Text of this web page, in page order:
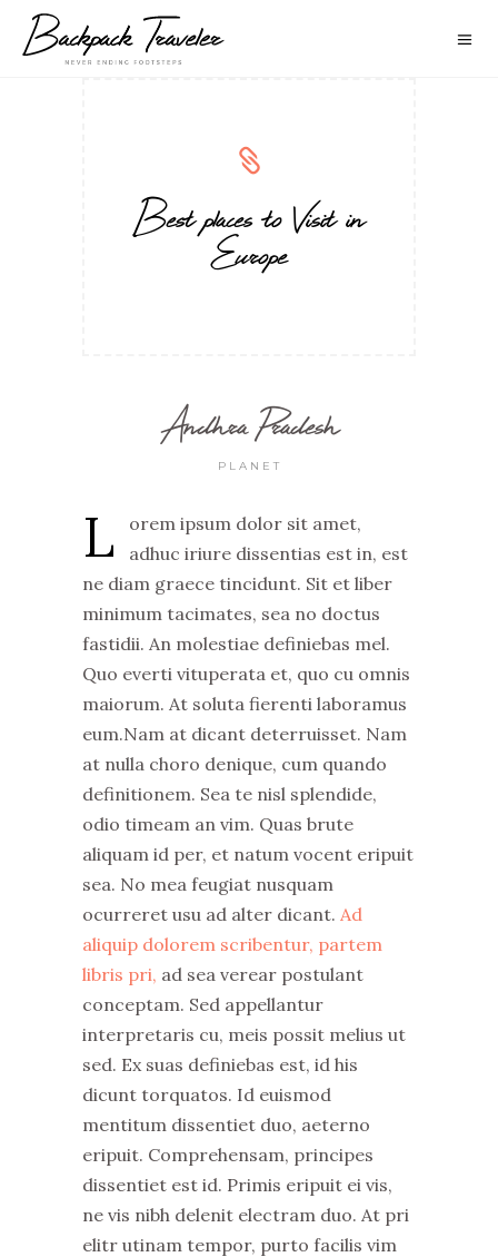
Best places to Visit in
Europe
Andhra Pradesh
PLANET
L
orem ipsum dolor sit amet,
adhuc iriure dissentias est in, est
ne diam graece tincidunt. Sit et liber
minimum tacimates, sea no doctus
fastidii. An molestiae definiebas mel.
Quo everti vituperata et, quo cu omnis
maiorum. At soluta fierenti laboramus
eum.Nam at dicant deterruisset. Nam
at nulla choro denique, cum quando
definitionem. Sea te nisl splendide,
odio timeam an vim. Quas brute
aliquam id per, et natum vocent eripuit
sea. No mea feugiat nusquam
ocurreret usu ad alter dicant. Ad
aliquip dolorem scribentur, partem
libris pri, ad sea verear postulant
conceptam. Sed appellantur
interpretaris cu, meis possit melius ut
sed. Ex suas definiebas est, id his
dicunt torquatos. Id euismod
mentitum dissentiet duo, aeterno
eripuit. Comprehensam, principes
dissentiet est id. Primis eripuit ei vis,
ne vis nibh delenit electram duo. At pri
elitr utinam tempor, purto facilis vim